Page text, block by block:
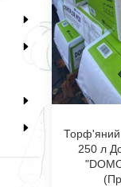
Торф'яний
250 л